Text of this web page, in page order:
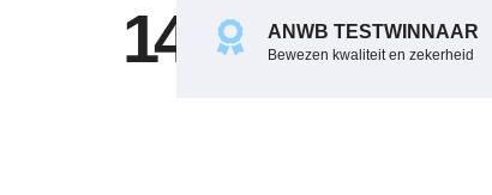
ANWB TESTWINNAAR
Bewezen kwaliteit en zekerheid